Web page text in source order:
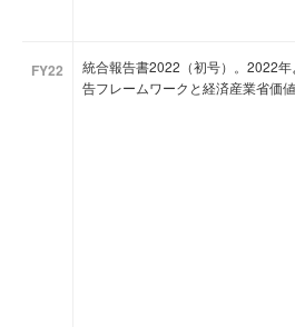
FY22
統合報告書2022（初号）。2022
告フレームワークと経済産業省価